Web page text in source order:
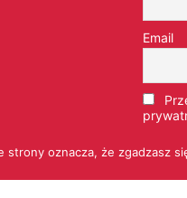
Email
strony oznacza, że zgadzasz